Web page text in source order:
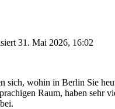
31. Mai 2026, 16:02
sich, wohin in Berlin Sie
Raum, haben sehr